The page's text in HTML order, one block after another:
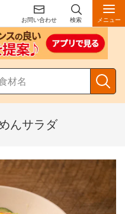
お問い合わせ 検索 メニュー
んサラダ